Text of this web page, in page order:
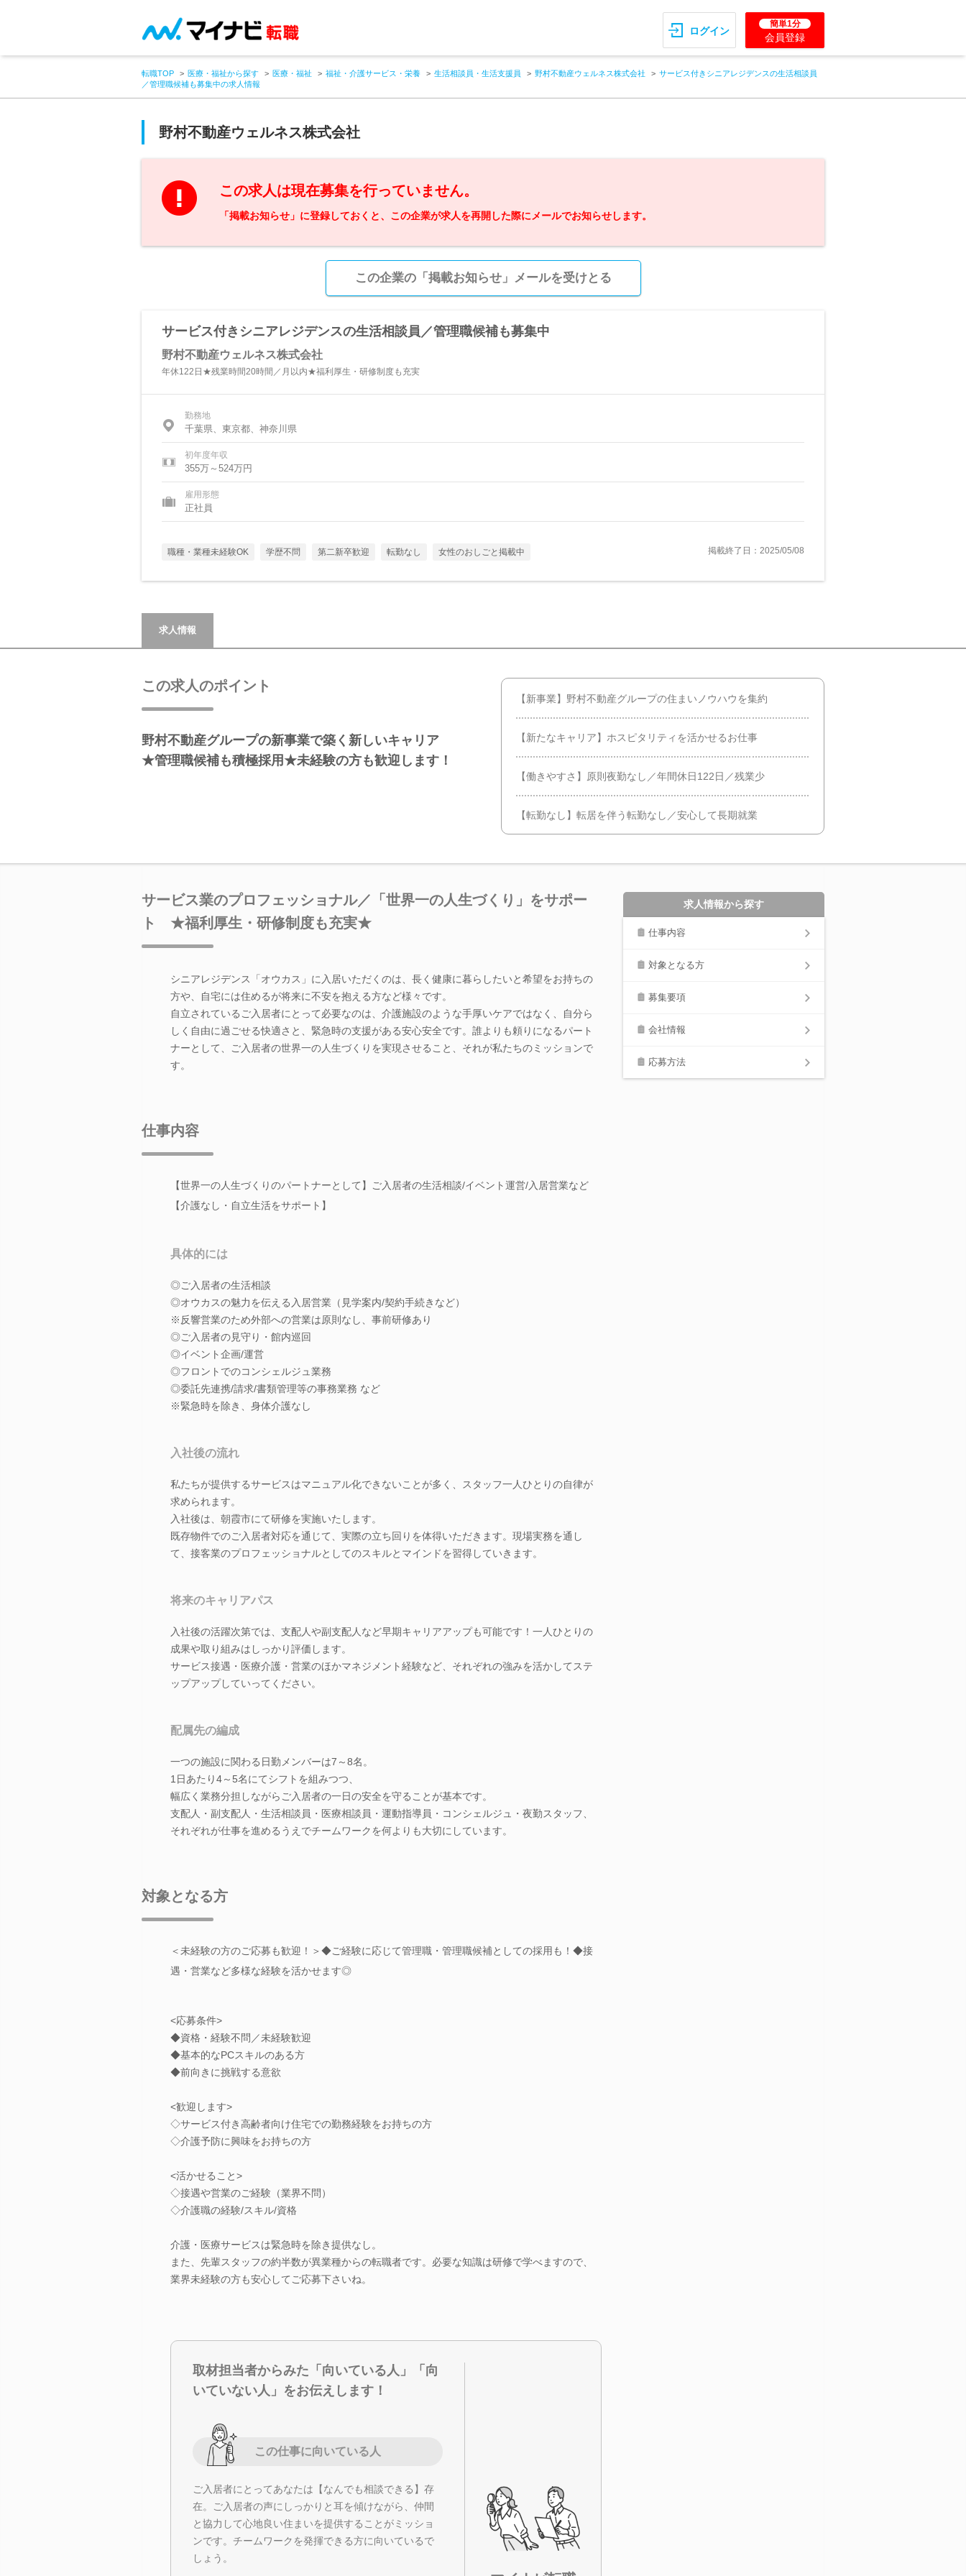
ログイン
簡単1分
会員登録
転職TOP 医療・福祉から探す 医療・福祉 福祉・介護サービス・栄養 生活相談員・生活支援員 野村不動産ウェルネス株式会社
サービス付きシニアレジデンスの生活相談員
／管理職候補も募集中の求人情報
野村不動産ウェルネス株式会社
この求人は現在募集を行っていません。
「掲載お知らせ」に登録しておくと、この企業が求人を再開した際にメールでお知らせします。
この企業の「掲載お知らせ」メールを受けとる
サービス付きシニアレジデンスの生活相談員／管理職候補も募集中
野村不動産ウェルネス株式会社
年休122日★残業時間20時間／月以内★福利厚生・研修制度も充実
勤務地
千葉県、東京都、神奈川県
初年度年収
355万～524万円
雇用形態
正社員
職種・業種未経験OK 学歴不問 第二新卒歓迎 転勤なし 女性のおしごと掲載中 掲載終了日：2025/05/08
求人情報
この求人のポイント
野村不動産グループの新事業で築く新しいキャリア
★管理職候補も積極採用★未経験の方も歓迎します！
【新事業】野村不動産グループの住まいノウハウを集約
【新たなキャリア】ホスピタリティを活かせるお仕事
【働きやすさ】原則夜勤なし／年間休日122日／残業少
【転勤なし】転居を伴う転勤なし／安心して長期就業
サービス業のプロフェッショナル／「世界一の人生づくり」をサポー
ト ★福利厚生・研修制度も充実★
シニアレジデンス「オウカス」に入居いただくのは、長く健康に暮らしたいと希望をお持ちの
方や、自宅には住めるが将来に不安を抱える方など様々です。
自立されているご入居者にとって必要なのは、介護施設のような手厚いケアではなく、自分ら
しく自由に過ごせる快適さと、緊急時の支援がある安心安全です。誰よりも頼りになるパート
ナーとして、ご入居者の世界一の人生づくりを実現させること、それが私たちのミッションで
す。
仕事内容
【世界一の人生づくりのパートナーとして】ご入居者の生活相談/イベント運営/入居営業など
【介護なし・自立生活をサポート】
具体的には
◎ご入居者の生活相談
◎オウカスの魅力を伝える入居営業（見学案内/契約手続きなど）
※反響営業のため外部への営業は原則なし、事前研修あり
◎ご入居者の見守り・館内巡回
◎イベント企画/運営
◎フロントでのコンシェルジュ業務
◎委託先連携/請求/書類管理等の事務業務 など
※緊急時を除き、身体介護なし
入社後の流れ
私たちが提供するサービスはマニュアル化できないことが多く、スタッフ一人ひとりの自律が
求められます。
入社後は、朝霞市にて研修を実施いたします。
既存物件でのご入居者対応を通じて、実際の立ち回りを体得いただきます。現場実務を通し
て、接客業のプロフェッショナルとしてのスキルとマインドを習得していきます。
将来のキャリアパス
入社後の活躍次第では、支配人や副支配人など早期キャリアアップも可能です！一人ひとりの
成果や取り組みはしっかり評価します。
サービス接遇・医療介護・営業のほかマネジメント経験など、それぞれの強みを活かしてステ
ップアップしていってください。
配属先の編成
一つの施設に関わる日勤メンバーは7～8名。
1日あたり4～5名にてシフトを組みつつ、
幅広く業務分担しながらご入居者の一日の安全を守ることが基本です。
支配人・副支配人・生活相談員・医療相談員・運動指導員・コンシェルジュ・夜勤スタッフ、
それぞれが仕事を進めるうえでチームワークを何よりも大切にしています。
対象となる方
＜未経験の方のご応募も歓迎！＞◆ご経験に応じて管理職・管理職候補としての採用も！◆接
遇・営業など多様な経験を活かせます◎
<応募条件>
◆資格・経験不問／未経験歓迎
◆基本的なPCスキルのある方
◆前向きに挑戦する意欲
<歓迎します>
◇サービス付き高齢者向け住宅での勤務経験をお持ちの方
◇介護予防に興味をお持ちの方
<活かせること>
◇接遇や営業のご経験（業界不問）
◇介護職の経験/スキル/資格
介護・医療サービスは緊急時を除き提供なし。
また、先輩スタッフの約半数が異業種からの転職者です。必要な知識は研修で学べますので、
業界未経験の方も安心してご応募下さいね。
取材担当者からみた「向いている人」「向
いていない人」をお伝えします！
この仕事に向いている人
ご入居者にとってあなたは【なんでも相談できる】存
在。ご入居者の声にしっかりと耳を傾けながら、仲間
と協力して心地良い住まいを提供することがミッショ
ンです。チームワークを発揮できる方に向いているで
しょう。
求人情報から探す
仕事内容
対象となる方
募集要項
会社情報
応募方法